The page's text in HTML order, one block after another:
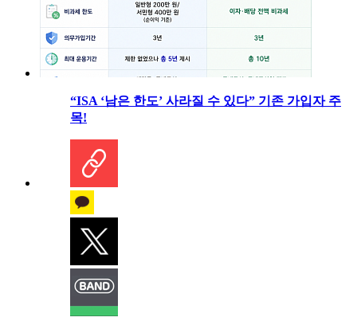
“ISA ‘남은 한도’ 사라질 수 있다” 기존 가입자 주
목!